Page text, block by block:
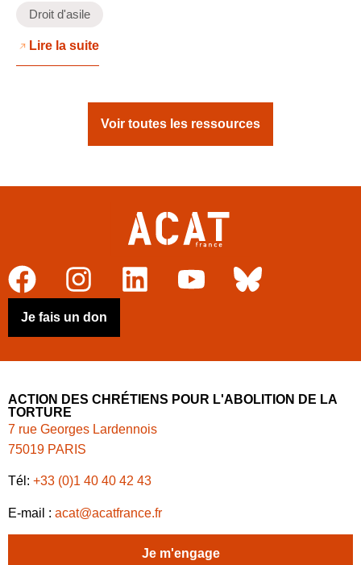
Droit d'asile
Lire la suite
Voir toutes les ressources
Je fais un don
ACTION DES CHRÉTIENS POUR L'ABOLITION DE LA
TORTURE
7 rue Georges Lardennois
75019 PARIS
Tél: +33 (0)1 40 40 42 43
E-mail : acat@acatfrance.fr
Je m'engage